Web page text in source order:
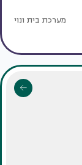
מערכת בית ונוי